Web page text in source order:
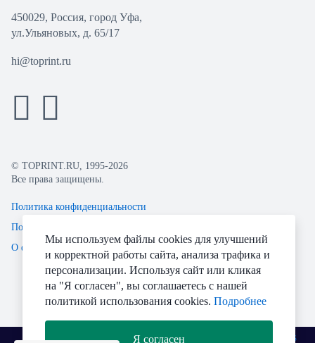
450029, Россия, город Уфа,
ул.Ульяновых, д. 65/17
hi@toprint.ru
© TOPRINT.RU, 1995-2026
Все права защищены.
Политика конфиденциальности
Пользовательское соглашение
О файлах Cookie
Мы используем файлы cookies для улучшений
и корректной работы сайта, анализа трафика и
персонализации. Используя сайт или кликая
на "Я согласен", вы соглашаетесь с нашей
политикой использования cookies. Подробнее
Я согласен